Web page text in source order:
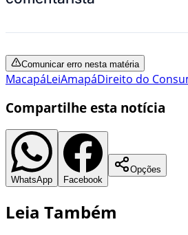
Comunicar erro nesta matéria
MacapáLeiAmapáDireito do
Compartilhe esta notícia
WhatsApp Facebook
Opções
Leia Também